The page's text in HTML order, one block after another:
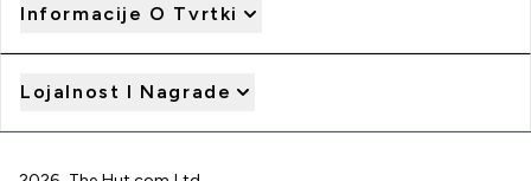
Informacije O Tvrtki
Lojalnost I Nagrade